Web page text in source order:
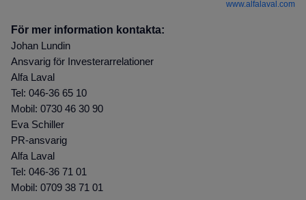
www.alfalaval.com
För mer information kontakta:
Johan Lundin
Ansvarig för Investerarrelationer
Alfa Laval
Tel: 046-36 65 10
Mobil: 0730 46 30 90
Eva Schiller
PR-ansvarig
Alfa Laval
Tel: 046-36 71 01
Mobil: 0709 38 71 01